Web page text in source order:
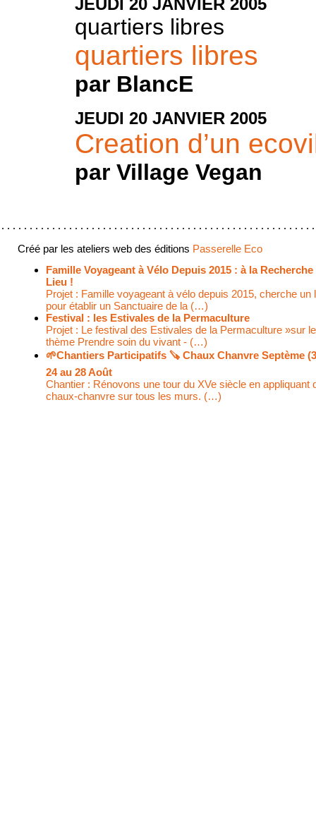
JEUDI 20 JANVIER 2005
quartiers libres
quartiers libres
par BlancE
JEUDI 20 JANVIER 2005
Creation d’un
par Village Vegan
Créé par les ateliers web des éditions Passerelle Eco
Famille Voyageant à Vélo Depuis 2015 : à la Recherche
Lieu !
Projet : Famille voyageant à vélo depuis 2015, cherche un
pour établir un Sanctuaire de la (…)
Festival : les Estivales de la Permaculture
Projet : Le festival des Estivales de la Permaculture »sur le
thème Prendre soin du vivant - (…)
🌱Chantiers Participatifs 🪚​ Chaux Chanvre Septème
24 au 28 Août
Chantier : Rénovons une tour du XVe siècle en appliquant
chaux-chanvre sur tous les murs. (…)